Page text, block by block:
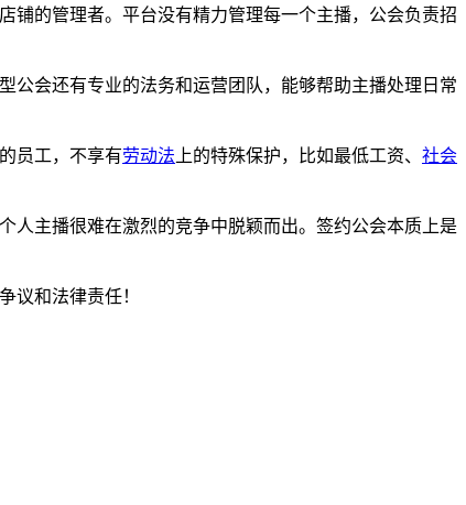
的管理者。平台没有精力管理每一个主播，公会负责招
会还有专业的法务和运营团队，能够帮助主播处理日常
员工，不享有劳动法 上的特殊保护，比如最低工资、 社会
主播很难在激烈的竞争中脱颖而出。签约公会本质上是
议和法律责任！